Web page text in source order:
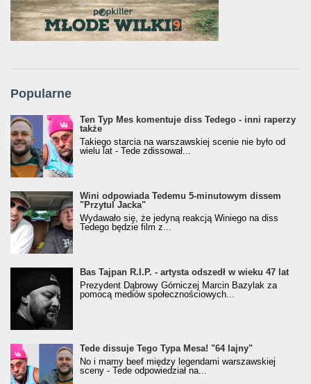
Popularne
Ten Typ Mes komentuje diss Tedego - inni raperzy
także
Takiego starcia na warszawskiej scenie nie było od
wielu lat - Tede zdissował...
Wini odpowiada Tedemu 5-minutowym dissem
"Przytul Jacka"
Wydawało się, że jedyną reakcją Winiego na diss
Tedego będzie film z...
Bas Tajpan R.I.P. - artysta odszedł w wieku 47 lat
Prezydent Dąbrowy Górniczej Marcin Bazylak za
pomocą mediów społecznościowych...
Tede dissuje Tego Typa Mesa! "64 lajny"
No i mamy beef między legendami warszawskiej
sceny - Tede odpowiedział na...